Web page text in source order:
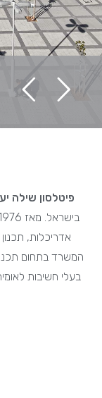
פיטלסון שילה
אדריכלות,
המשרד בתחום
בעלי חשיבות